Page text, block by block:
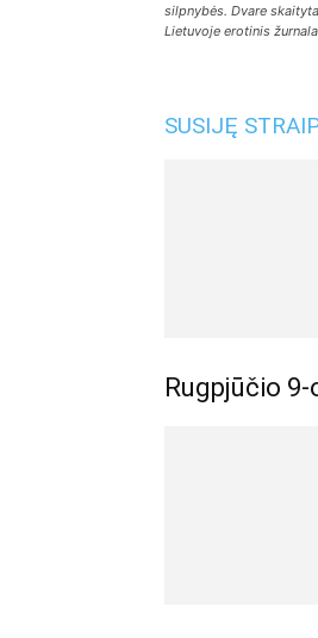
silpnybės. Dvare
Lietuvoje erotinis
SUSIJĘ
Rugpjūčio